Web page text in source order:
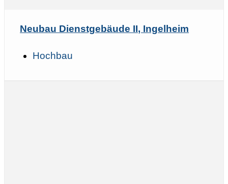
Neubau Dienstgebäude II, Ingelheim
Hochbau